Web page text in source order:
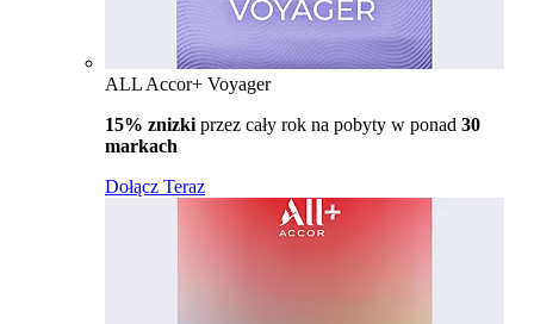
ALL Accor+ Voyager
15% znizki przez cały rok na pobyty w ponad 30
markach
Dołącz Teraz